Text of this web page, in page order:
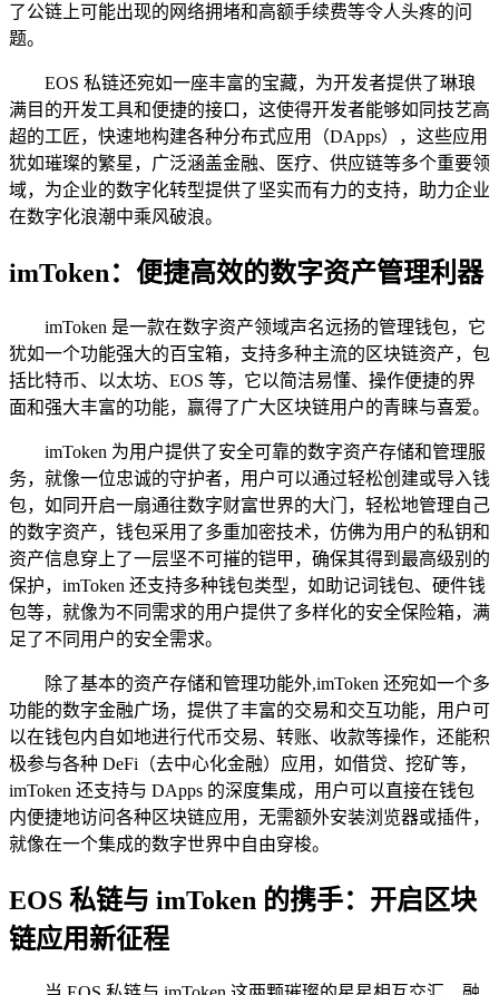
了公链上可能出现的网络拥堵和高额手续费等令人头疼的问
题。
EOS 私链还宛如一座丰富的宝藏，为开发者提供了琳琅
满目的开发工具和便捷的接口，这使得开发者能够如同技艺高
超的工匠，快速地构建各种分布式应用（DApps），这些应用
犹如璀璨的繁星，广泛涵盖金融、医疗、供应链等多个重要领
域，为企业的数字化转型提供了坚实而有力的支持，助力企业
在数字化浪潮中乘风破浪。
imToken：便捷高效的数字资产管理利器
imToken 是一款在数字资产领域声名远扬的管理钱包，它
犹如一个功能强大的百宝箱，支持多种主流的区块链资产，包
括比特币、以太坊、EOS 等，它以简洁易懂、操作便捷的界
面和强大丰富的功能，赢得了广大区块链用户的青睐与喜爱。
imToken 为用户提供了安全可靠的数字资产存储和管理服
务，就像一位忠诚的守护者，用户可以通过轻松创建或导入钱
包，如同开启一扇通往数字财富世界的大门，轻松地管理自己
的数字资产，钱包采用了多重加密技术，仿佛为用户的私钥和
资产信息穿上了一层坚不可摧的铠甲，确保其得到最高级别的
保护，imToken 还支持多种钱包类型，如助记词钱包、硬件钱
包等，就像为不同需求的用户提供了多样化的安全保险箱，满
足了不同用户的安全需求。
除了基本的资产存储和管理功能外,imToken 还宛如一个多
功能的数字金融广场，提供了丰富的交易和交互功能，用户可
以在钱包内自如地进行代币交易、转账、收款等操作，还能积
极参与各种 DeFi（去中心化金融）应用，如借贷、挖矿等，
imToken 还支持与 DApps 的深度集成，用户可以直接在钱包
内便捷地访问各种区块链应用，无需额外安装浏览器或插件，
就像在一个集成的数字世界中自由穿梭。
EOS 私链与 imToken 的携手：开启区块
链应用新征程